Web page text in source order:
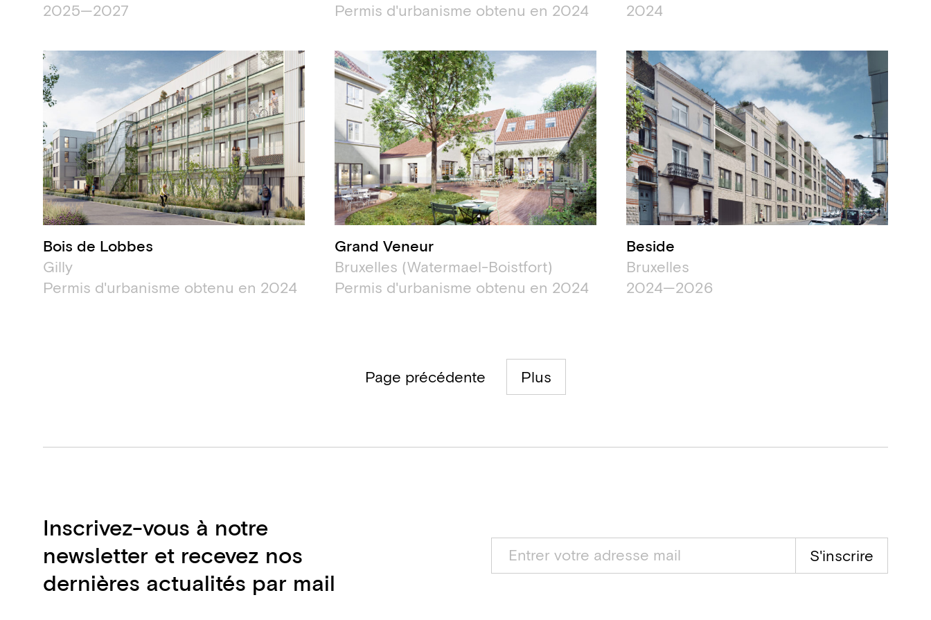
2025—2027
Permis d'urbanisme obtenu en 2024
2024
Bois de Lobbes
Gilly
Permis d'urbanisme obtenu en 2024
Grand Veneur
Bruxelles (Watermael-Boistfort)
Permis d'urbanisme obtenu en 2024
Beside
Bruxelles
2024—2026
Page précédente Plus
Inscrivez-vous à notre
newsletter et recevez nos
dernières actualités par mail
S'inscrire